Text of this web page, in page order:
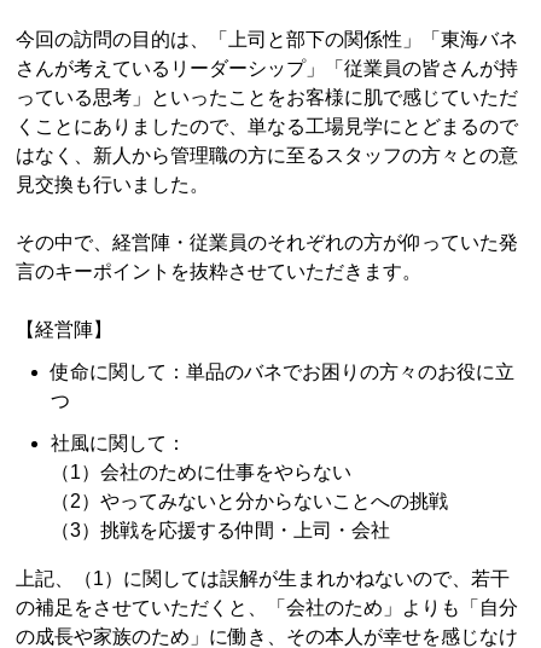
今回の訪問の目的は、「上司と部下の関係性」「東海バネ
さんが考えているリーダーシップ」「従業員の皆さんが持
っている思考」といったことをお客様に肌で感じていただ
くことにありましたので、単なる工場見学にとどまるので
はなく、新人から管理職の方に至るスタッフの方々との意
見交換も行いました。
その中で、経営陣・従業員のそれぞれの方が仰っていた発
言のキーポイントを抜粋させていただきます。
【経営陣】
使命に関して：単品のバネでお困りの方々のお役に立
つ
社風に関して：
（1）会社のために仕事をやらない
（2）やってみないと分からないことへの挑戦
（3）挑戦を応援する仲間・上司・会社
上記、（1）に関しては誤解が生まれかねないので、若干
の補足をさせていただくと、「会社のため」よりも「自分
の成長や家族のため」に働き、その本人が幸せを感じなけ